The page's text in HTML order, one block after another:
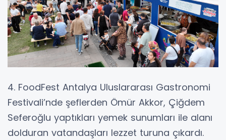
4. FoodFest Antalya Uluslararası Gastronomi
Festivali’nde şeflerden Ömür Akkor, Çiğdem
Seferoğlu yaptıkları yemek sunumları ile alanı
dolduran vatandaşları lezzet turuna çıkardı.